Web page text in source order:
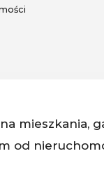
mieszkania,
od